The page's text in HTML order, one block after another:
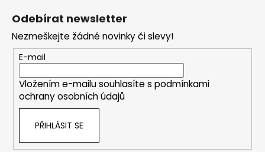
Odebírat newsletter
Nezmeškejte žádné novinky či slevy!
E-mail
Vložením e-mailu souhlasíte s podmínkami
ochrany osobních údajů
PŘIHLÁSIT SE